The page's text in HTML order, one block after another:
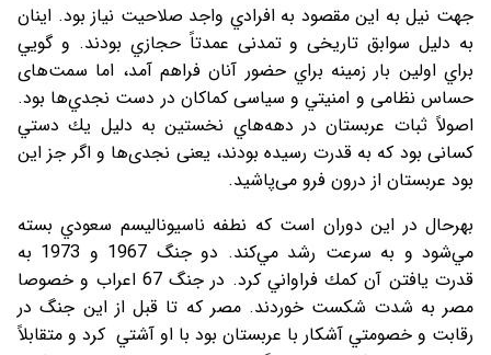
جهت نیل به این مقصود به افرادي واجد صلاحيت نياز بود. اينان
به دلیل سوابق تاریخی و تمدنی عمدتاً حجازي بودند. و گويي
براي اولين بار زمينه براي حضور آنان فراهم آمد، اما سمت‌های
حساس نظامی و امنيتي و سیاسی كماكان در دست نجدي‌ها بود.
اصولاً ثبات عربستان در دهه‌هاي نخستين به دليل يك دستي
کسانی بود كه به قدرت رسیده بودند، یعنی نجدی‌ها و اگر جز این
بود عربستان از درون فرو می‌پاشید.
بهرحال در اين دوران است كه نطفه ناسيوناليسم سعودي بسته
مي‌شود و به سرعت رشد مي‌كند. دو جنگ 1967 و 1973 به
قدرت يافتن آن كمك فراواني کرد. در جنگ 67 اعراب و خصوصا
مصر به شدت شكست خوردند. مصر كه تا قبل از اين جنگ در
رقابت و خصومتي آشكار با عربستان بود با او آشتي كرد و متقابلاً